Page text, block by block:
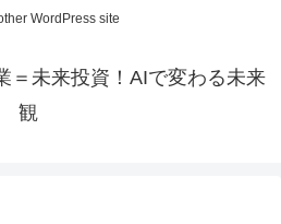
WordPress site
＝未来投資！AIで変わる未来
観